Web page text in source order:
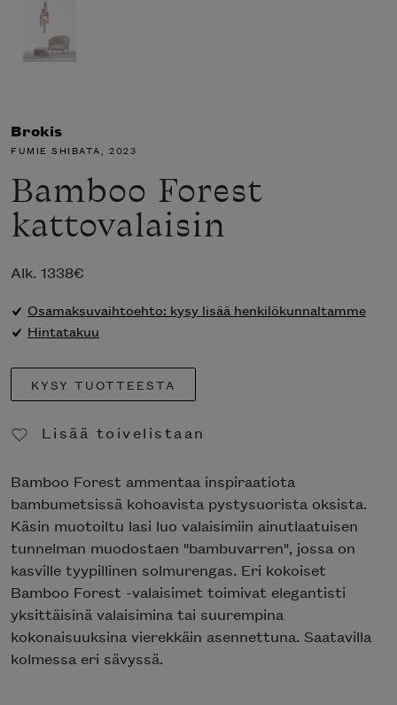
Brokis
FUMIE SHIBATA, 2023
Bamboo Forest
kattovalaisin
Alk. 1338€
Osamaksuvaihtoehto: kysy lisää henkilökunnaltamme
Hintatakuu
KYSY TUOTTEESTA
Lisää toivelistaan
Bamboo Forest ammentaa inspiraatiota
bambumetsissä kohoavista pystysuorista oksista.
Käsin muotoiltu lasi luo valaisimiin ainutlaatuisen
tunnelman muodostaen "bambuvarren", jossa on
kasville tyypillinen solmurengas. Eri kokoiset
Bamboo Forest -valaisimet toimivat elegantisti
yksittäisinä valaisimina tai suurempina
kokonaisuuksina vierekkäin asennettuna. Saatavilla
kolmessa eri sävyssä.